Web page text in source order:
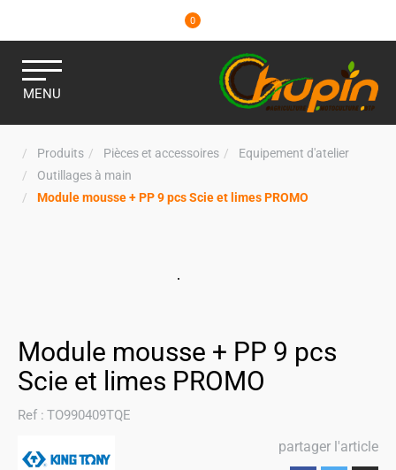
0
MENU
Produits Pièces et accessoires
Equipement d'atelier
Outillages à main
Module mousse + PP 9 pcs Scie et limes PROMO
Module mousse + PP 9 pcs
Scie et limes PROMO
Ref : TO990409TQE
partager l'article